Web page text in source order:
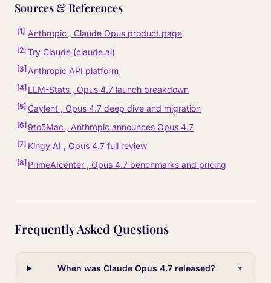
Sources & References
[1] Anthropic , Claude Opus product page
[2] Try Claude (claude.ai)
[3] Anthropic API platform
[4] LLM-Stats , Opus 4.7 launch breakdown
[5] Caylent , Opus 4.7 deep dive and migration
[6] 9to5Mac , Anthropic announces Opus 4.7
[7] Kingy AI , Opus 4.7 full review
[8] PrimeAIcenter , Opus 4.7 benchmarks and pricing
Frequently Asked Questions
When was Claude Opus 4.7 released? ▼